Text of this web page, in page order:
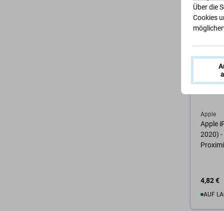
Zum
Apple
Apple
2020)
4,82 €
AUF
Über die
Cookies